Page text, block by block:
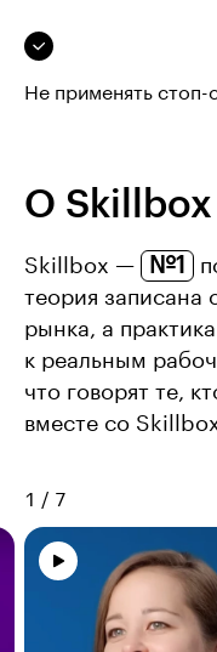
Не применять стоп-
О Skillbox
Skillbox — №1
теория записана
рынка, а
к реальным
что говорят те,
вместе со
1 / 7